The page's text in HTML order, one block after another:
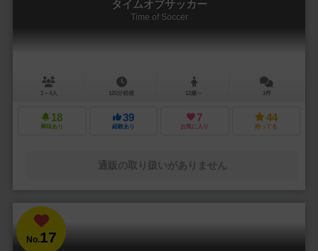
タイムオブサッカー
Time of Soccer
1～4人 120分前後 12歳～ 1件
18
興味あり
39
経験あり
7
お気に入り
44
持ってる
通販の取り扱いがありません
No.17